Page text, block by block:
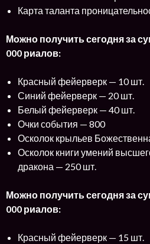
Карта таланта
Можно получить сегодня за
000 риалов:
Красный фейерверк — 10 шт.
Синий фейерверк — 20 шт.
Белый фейерверк — 40 шт.
Очки события — 800
Осколок крыльев
Осколок книги умений
дракона — 250 шт.
Можно получить сегодня за
000 риалов:
Красный фейерверк — 15 шт.